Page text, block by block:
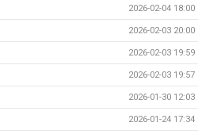
2026-02-04 18:00
2026-02-03 20:00
2026-02-03 19:59
2026-02-03 19:57
2026-01-30 12:03
2026-01-24 17:34